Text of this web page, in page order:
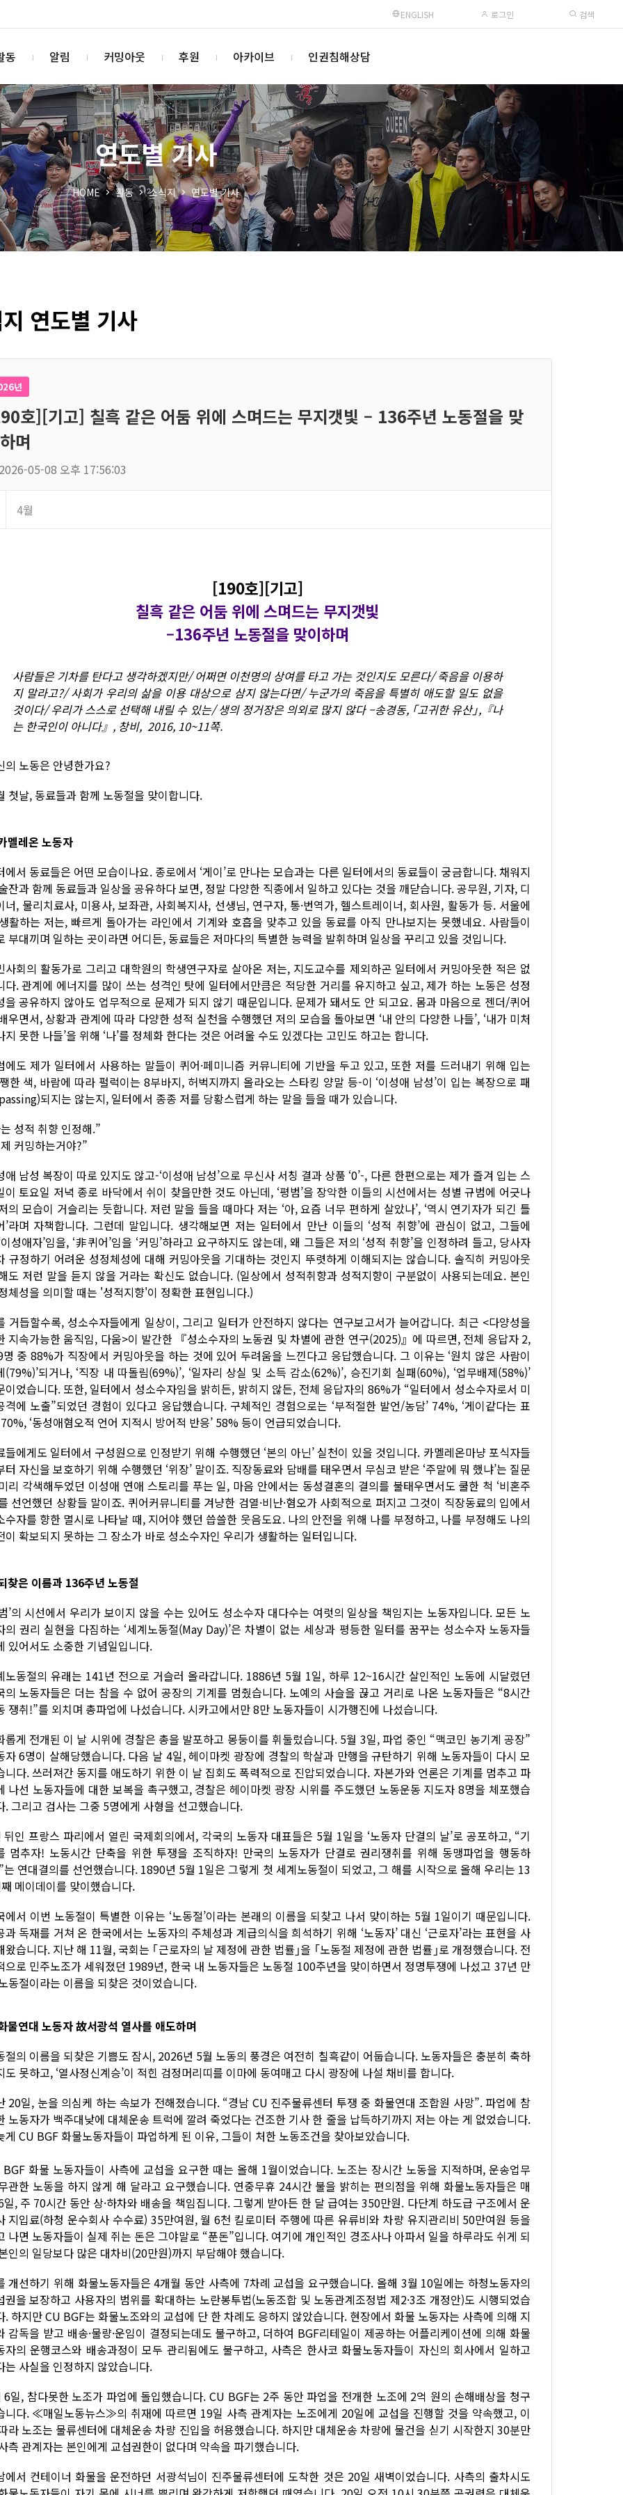
ENGLISH 로그인 검색
동 알림 커밍아웃 후원 아카이브 인권침해상담
연도별 기사
HOME 활동 소식지 연도별 기사
연도별 기사
년
호][기고] 칠흑 같은 어둠 위에 스며드는 무지갯빛 – 136주년 노동절을 맞
며
2026-05-08 오후 17:56:03
4월
[190호][기고]
칠흑 같은 어둠 위에 스며드는 무지갯빛
–136주년 노동절을 맞이하며
사람들은 기차를 탄다고 생각하겠지만/ 어쩌면 이천명의 상여를 타고 가는 것인지도 모른다/ 죽음을 이용하
지 말라고?/ 사회가 우리의 삶을 이용 대상으로 삼지 않는다면/ 누군가의 죽음을 특별히 애도할 일도 없을
것이다/ 우리가 스스로 선택해 내릴 수 있는/ 생의 정거장은 의외로 많지 않다 –송경동, ｢고귀한 유산｣,『나
는 한국인이 아니다』, 창비, 2016, 10~11쪽.
의 노동은 안녕한가요?
첫날, 동료들과 함께 노동절을 맞이합니다.
멜레온 노동자
에서 동료들은 어떤 모습이나요. 종로에서 ‘게이’로 만나는 모습과는 다른 일터에서의 동료들이 궁금합니다. 채워지
잔과 함께 동료들과 일상을 공유하다 보면, 정말 다양한 직종에서 일하고 있다는 것을 깨닫습니다. 공무원, 기자, 디
너, 물리치료사, 미용사, 보좌관, 사회복지사, 선생님, 연구자, 통·번역가, 헬스트레이너, 회사원, 활동가 등. 서울에
활하는 저는, 빠르게 돌아가는 라인에서 기계와 호흡을 맞추고 있을 동료를 아직 만나보지는 못했네요. 사람들이
부대끼며 일하는 곳이라면 어디든, 동료들은 저마다의 특별한 능력을 발휘하며 일상을 꾸리고 있을 것입니다.
사회의 활동가로 그리고 대학원의 학생연구자로 살아온 저는, 지도교수를 제외하곤 일터에서 커밍아웃한 적은 없
다. 관계에 에너지를 많이 쓰는 성격인 탓에 일터에서만큼은 적당한 거리를 유지하고 싶고, 제가 하는 노동은 성정
을 공유하지 않아도 업무적으로 문제가 되지 않기 때문입니다. 문제가 돼서도 안 되고요. 몸과 마음으로 젠더/퀴어
우면서, 상황과 관계에 따라 다양한 성적 실천을 수행했던 저의 모습을 돌아보면 ‘내 안의 다양한 나들’, ‘내가 미처
지 못한 나들’을 위해 ‘나’를 정체화 한다는 것은 어려울 수도 있겠다는 고민도 하고는 합니다.
에도 제가 일터에서 사용하는 말들이 퀴어·페미니즘 커뮤니티에 기반을 두고 있고, 또한 저를 드러내기 위해 입는
한 색, 바람에 따라 펄럭이는 8부바지, 허벅지까지 올라오는 스타킹 양말 등-이 ‘이성애 남성’이 입는 복장으로 패
되지는 않는지, 일터에서 종종 저를 당황스럽게 하는 말을 들을 때가 있습니다.
성적 취향 인정해.”
커밍하는거야?”
애 남성 복장이 따로 있지도 않고-‘이성애 남성’으로 무신사 서칭 결과 상품 ‘0’-, 다른 한편으로는 제가 즐겨 입는 스
이 토요일 저녁 종로 바닥에서 쉬이 찾을만한 것도 아닌데, ‘평범’을 장악한 이들의 시선에서는 성별 규범에 어긋나
의 모습이 거슬리는 듯합니다. 저런 말을 들을 때마다 저는 ‘아, 요즘 너무 편하게 살았나’, ‘역시 연기자가 되긴 틀
’라며 자책합니다. 그런데 말입니다. 생각해보면 저는 일터에서 만난 이들의 ‘성적 취향’에 관심이 없고, 그들에
이성애자’임을, ‘非퀴어’임을 ‘커밍’하라고 요구하지도 않는데, 왜 그들은 저의 ‘성적 취향’을 인정하려 들고, 당사자
규정하기 어려운 성정체성에 대해 커밍아웃을 기대하는 것인지 뚜렷하게 이해되지는 않습니다. 솔직히 커밍아웃
도 저런 말을 듣지 않을 거라는 확신도 없습니다. (일상에서 성적취향과 성적지향이 구분없이 사용되는데요. 본인
체성을 의미할 때는 '성적지향'이 정확한 표현입니다.)
거듭할수록, 성소수자들에게 일상이, 그리고 일터가 안전하지 않다는 연구보고서가 늘어갑니다. 최근 <다양성을
지속가능한 움직임, 다움>이 발간한 『성소수자의 노동권 및 차별에 관한 연구(2025)』에 따르면, 전체 응답자 2,
중 88%가 직장에서 커밍아웃을 하는 것에 있어 두려움을 느낀다고 응답했습니다. 그 이유는 ‘원치 않은 사람이
(79%)’되거나, ‘직장 내 따돌림(69%)’, ‘일자리 상실 및 소득 감소(62%)’, 승진기회 실패(60%), ‘업무배제(58%)’
이었습니다. 또한, 일터에서 성소수자임을 밝히든, 밝히지 않든, 전체 응답자의 86%가 “일터에서 성소수자로서 미
격에 노출”되었던 경험이 있다고 응답했습니다. 구체적인 경험으로는 ‘부적절한 발언/농담’ 74%, ‘게이같다는 표
70%, ‘동성애혐오적 언어 지적시 방어적 반응’ 58% 등이 언급되었습니다.
들에게도 일터에서 구성원으로 인정받기 위해 수행했던 ‘본의 아닌’ 실천이 있을 것입니다. 카멜레온마냥 포식자들
터 자신을 보호하기 위해 수행했던 ‘위장’ 말이죠. 직장동료와 담배를 태우면서 무심코 받은 ‘주말에 뭐 했냐’는 질문
리 각색해두었던 이성애 연애 스토리를 푸는 일, 마음 안에서는 동성결혼의 결의를 불태우면서도 쿨한 척 ‘비혼주
선언했던 상황들 말이죠. 퀴어커뮤니티를 겨냥한 검열·비난·혐오가 사회적으로 퍼지고 그것이 직장동료의 입에서
수자를 향한 멸시로 나타날 때, 지어야 했던 씁쓸한 웃음도요. 나의 안전을 위해 나를 부정하고, 나를 부정해도 나의
이 확보되지 못하는 그 장소가 바로 성소수자인 우리가 생활하는 일터입니다.
찾은 이름과 136주년 노동절
’의 시선에서 우리가 보이지 않을 수는 있어도 성소수자 대다수는 여럿의 일상을 책임지는 노동자입니다. 모든 노
의 권리 실현을 다짐하는 ‘세계노동절(May Day)’은 차별이 없는 세상과 평등한 일터를 꿈꾸는 성소수자 노동자들
있어서도 소중한 기념일입니다.
노동절의 유래는 141년 전으로 거슬러 올라갑니다. 1886년 5월 1일, 하루 12~16시간 살인적인 노동에 시달렸던
의 노동자들은 더는 참을 수 없어 공장의 기계를 멈췄습니다. 노예의 사슬을 끊고 거리로 나온 노동자들은 “8시간
쟁취!”를 외치며 총파업에 나섰습니다. 시카고에서만 8만 노동자들이 시가행진에 나섰습니다.
롭게 전개된 이 날 시위에 경찰은 총을 발포하고 몽둥이를 휘둘렀습니다. 5월 3일, 파업 중인 “맥코민 농기계 공장”
자 6명이 살해당했습니다. 다음 날 4일, 헤이마켓 광장에 경찰의 학살과 만행을 규탄하기 위해 노동자들이 다시 모
니다. 쓰러져간 동지를 애도하기 위한 이 날 집회도 폭력적으로 진압되었습니다. 자본가와 언론은 기계를 멈추고 파
나선 노동자들에 대한 보복을 촉구했고, 경찰은 헤이마켓 광장 시위를 주도했던 노동운동 지도자 8명을 체포했습
. 그리고 검사는 그중 5명에게 사형을 선고했습니다.
뒤인 프랑스 파리에서 열린 국제회의에서, 각국의 노동자 대표들은 5월 1일을 ‘노동자 단결의 날’로 공포하고, “기
멈추자! 노동시간 단축을 위한 투쟁을 조직하자! 만국의 노동자가 단결로 권리쟁취를 위해 동맹파업을 행동하
는 연대결의를 선언했습니다. 1890년 5월 1일은 그렇게 첫 세계노동절이 되었고, 그 해를 시작으로 올해 우리는 13
메이데이를 맞이했습니다.
에서 이번 노동절이 특별한 이유는 ‘노동절’이라는 본래의 이름을 되찾고 나서 맞이하는 5월 1일이기 때문입니다.
과 독재를 거쳐 온 한국에서는 노동자의 주체성과 계급의식을 희석하기 위해 ‘노동자’ 대신 ‘근로자’라는 표현을 사
왔습니다. 지난 해 11월, 국회는 ｢근로자의 날 제정에 관한 법률｣을 ｢노동절 제정에 관한 법률｣로 개정했습니다. 전
으로 민주노조가 세워졌던 1989년, 한국 내 노동자들은 노동절 100주년을 맞이하면서 정명투쟁에 나섰고 37년 만
동절이라는 이름을 되찾은 것이었습니다.
물연대 노동자 故서광석 열사를 애도하며
절의 이름을 되찾은 기쁨도 잠시, 2026년 5월 노동의 풍경은 여전히 칠흑같이 어둡습니다. 노동자들은 충분히 축하
도 못하고, ‘열사정신계승’이 적힌 검정머리띠를 이마에 동여매고 다시 광장에 나설 채비를 합니다.
20일, 눈을 의심케 하는 속보가 전해졌습니다. “경남 CU 진주물류센터 투쟁 중 화물연대 조합원 사망”. 파업에 참
노동자가 백주대낮에 대체운송 트럭에 깔려 죽었다는 건조한 기사 한 줄을 납득하기까지 저는 아는 게 없었습니다.
게 CU BGF 화물노동자들이 파업하게 된 이유, 그들이 처한 노동조건을 찾아보았습니다.
화물 노동자들이 사측에 교섭을 요구한 때는 올해 1월이었습니다. 노조는 장시간 노동을 지적하며, 운송업무
관한 노동을 하지 않게 해 달라고 요구했습니다. 연중무휴 24시간 불을 밝히는 편의점을 위해 화물노동자들은 매
일, 주 70시간 동안 상·하차와 배송을 책임집니다. 그렇게 받아든 한 달 급여는 350만원. 다단계 하도급 구조에서 운
지입료(하청 운수회사 수수료) 35만여원, 월 6천 킬로미터 주행에 따른 유류비와 차량 유지관리비 50만여원 등을
나면 노동자들이 실제 쥐는 돈은 그야말로 “푼돈”입니다. 여기에 개인적인 경조사나 아파서 일을 하루라도 쉬게 되
인의 일당보다 많은 대차비(20만원)까지 부담해야 했습니다.
개선하기 위해 화물노동자들은 4개월 동안 사측에 7차례 교섭을 요구했습니다. 올해 3월 10일에는 하청노동자의
권을 보장하고 사용자의 범위를 확대하는 노란봉투법(노동조합 및 노동관계조정법 제2·3조 개정안)도 시행되었습
. 하지만 CU BGF는 화물노조와의 교섭에 단 한 차례도 응하지 않았습니다. 현장에서 화물 노동자는 사측에 의해 지
감독을 받고 배송·물량·운임이 결정되는데도 불구하고, 더하여 BGF리테일이 제공하는 어플리케이션에 의해 화물
자의 운행코스와 배송과정이 모두 관리됨에도 불구하고, 사측은 한사코 화물노동자들이 자신의 회사에서 일하고
는 사실을 인정하지 않았습니다.
6일, 참다못한 노조가 파업에 돌입했습니다. CU BGF는 2주 동안 파업을 전개한 노조에 2억 원의 손해배상을 청구
니다. ≪매일노동뉴스≫의 취재에 따르면 19일 사측 관계자는 노조에게 20일에 교섭을 진행할 것을 약속했고, 이
라 노조는 물류센터에 대체운송 차량 진입을 허용했습니다. 하지만 대체운송 차량에 물건을 싣기 시작한지 30분만
측 관계자는 본인에게 교섭권한이 없다며 약속을 파기했습니다.
에서 컨테이너 화물을 운전하던 서광석님이 진주물류센터에 도착한 것은 20일 새벽이었습니다. 사측의 출차시도